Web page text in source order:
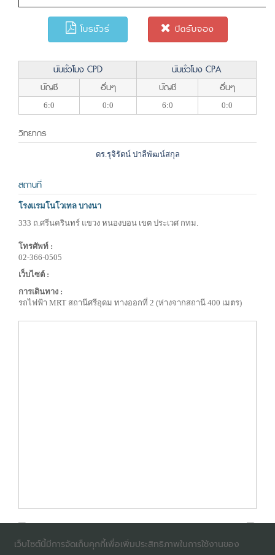
โบรชัวร์ ปิดรับจอง
นับชั่วโมง CPD
นับชั่วโมง CPA
บัญชี
อื่นๆ บัญชี อื่นๆ
6:0 0:0 6:0 0:0
วิทยากร
ดร.รุจิรัตน์ ปาลีพัฒน์สกุล
สถานที่
โรงแรมโนโวเทล บางนา
333 ถ.ศรีนครินทร์ แขวง หนองบอน เขต ประเวศ กทม.
โทรศัพท์ :
02-366-0505
เว็บไซต์ :
การเดินทาง :
รถไฟฟ้า MRT สถานีศรีอุดม ทางออกที่ 2 (ห่างจากสถานี 400 เมตร)
เว็บไซต์นี้มีการจัดเก็บคุกกี้เพื่อเพิ่มประสิทธิภาพในการใช้งานของ